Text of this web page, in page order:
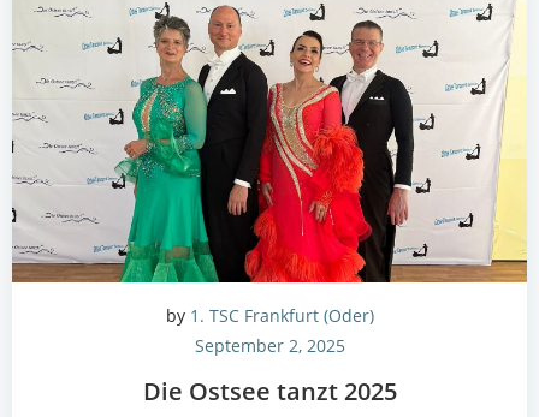
by 1. TSC Frankfurt (Oder)
September 2, 2025
Die Ost­see tanzt 2025